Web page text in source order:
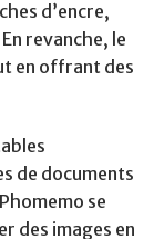
d’encre,
revanche, le
en offrant des
de documents
se
des images en